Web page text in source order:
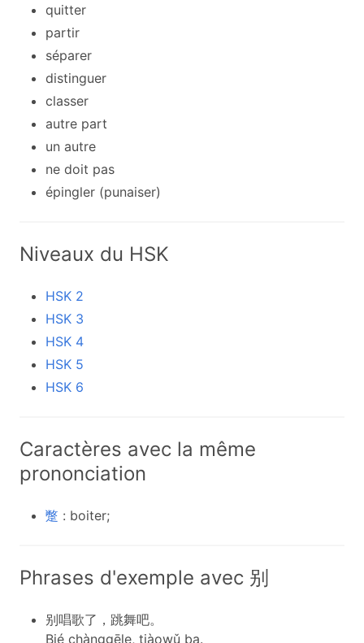
quitter
partir
séparer
distinguer
classer
autre part
un autre
ne doit pas
épingler (punaiser)
Niveaux du HSK
HSK 2
HSK 3
HSK 4
HSK 5
HSK 6
Caractères avec la même
prononciation
蹩 : boiter;
Phrases d'exemple avec 别
别唱歌了，跳舞吧。
Bié chànggēle, tiàowǔ ba.